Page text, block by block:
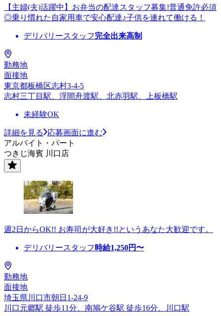
【主婦(夫)活躍中】お弁当の配達スタッフ募集!普通免許必須
◎乗り慣れた自家用車で安心配達♪子供を連れて働ける！
デリバリースタッフ完全出来高制
勤務地
面接地
東京都板橋区志村3-4-5
志村三丁目駅、浮間舟渡駅、北赤羽駅、上板橋駅
未経験OK
詳細を見る
応募画面に進む
アルバイト・パート
つきじ海賓 川口店
週2日からOK!! お寿司が大好き!!というあなた大歓迎です。
デリバリースタッフ 時給1,250円〜
勤務地
面接地
埼玉県川口市朝日1-24-9
川口元郷駅 徒歩11分、南鳩ケ谷駅 徒歩16分、川口駅